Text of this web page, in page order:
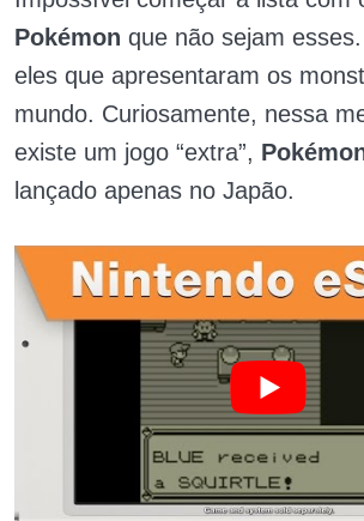
Pokémon que não sejam
eles que apresentaram os
mundo. Curiosamente, nessa
existe um jogo “extra”,
lançado apenas no Japão.